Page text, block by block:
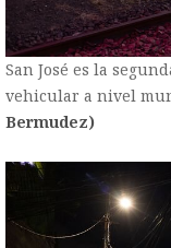
San José es la
vehicular a nivel
Bermudez)